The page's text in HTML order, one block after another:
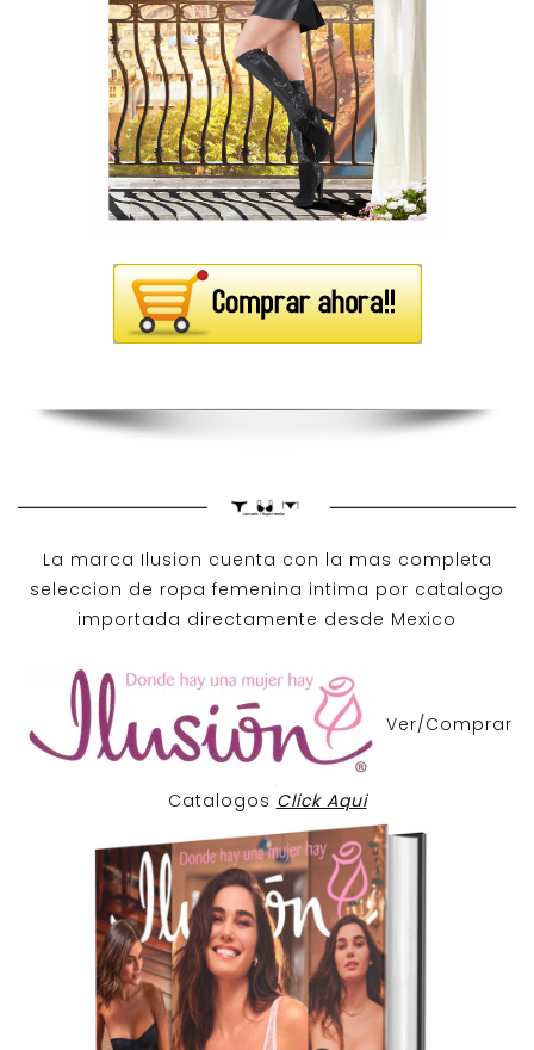
La marca Ilusion cuenta con la mas completa
seleccion de ropa femenina intima por catalogo
importada directamente desde Mexico
Ver/Comprar
Catalogos Click Aqui